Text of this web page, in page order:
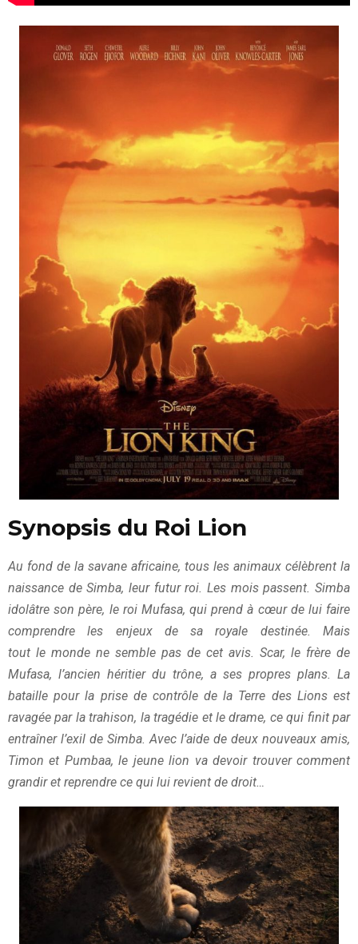
Synopsis du Roi Lion
Au fond de la savane africaine, tous les animaux célèbrent la
naissance de Simba, leur futurroi.Les mois passent. Simba
idolâtre son père, le roiMufasa, qui prend à cœur de lui faire
comprendreles enjeux de sa royale destinée. Mais
tout le monde ne semble pas de cet avis. Scar, le frère de
Mufasa, l’ancien héritier du trône, a ses propres plans. La
bataille pour la prise de contrôlede la Terre des Lionsest
ravagée par la trahison, la tragédie et ledrame, ce qui finit par
entraîner l’exil de Simba. Avec l’aide de deux nouveaux amis,
Timon et Pumbaa,le jeunelion va devoir trouver comment
grandir et reprendre ce qui lui revient de droit…